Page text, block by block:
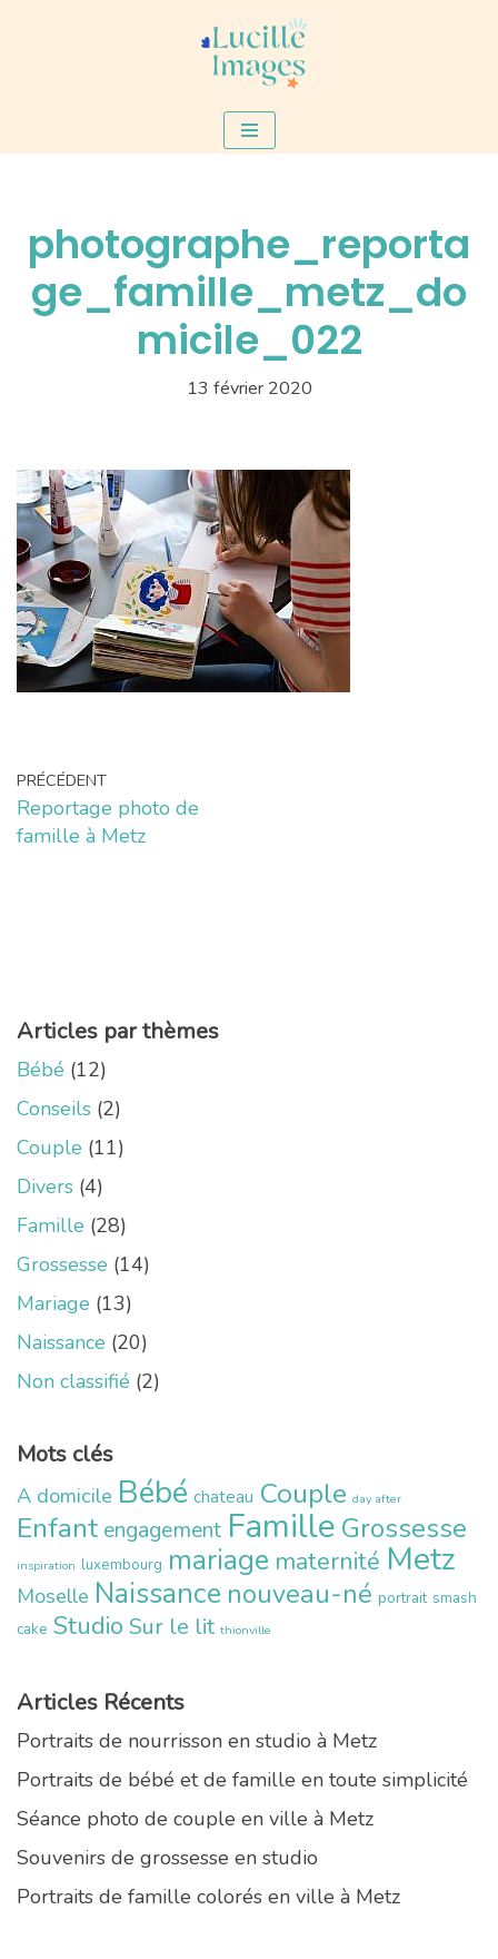
photographe_reporta
ge_famille_metz_do
micile_022
13 février 2020
PRÉCÉDENT
Reportage photo de
famille à Metz
Articles par thèmes
Bébé (12)
Conseils (2)
Couple (11)
Divers (4)
Famille (28)
Grossesse (14)
Mariage (13)
Naissance (20)
Non classifié (2)
Mots clés
A domicile Bébé chateau Couple day after
Enfant engagement Famille Grossesse
inspiration luxembourg mariage maternité Metz
Moselle Naissance nouveau-né portrait smash
cake Studio Sur le lit thionville
Articles Récents
Portraits de nourrisson en studio à Metz
Portraits de bébé et de famille en toute simplicité
Séance photo de couple en ville à Metz
Souvenirs de grossesse en studio
Portraits de famille colorés en ville à Metz